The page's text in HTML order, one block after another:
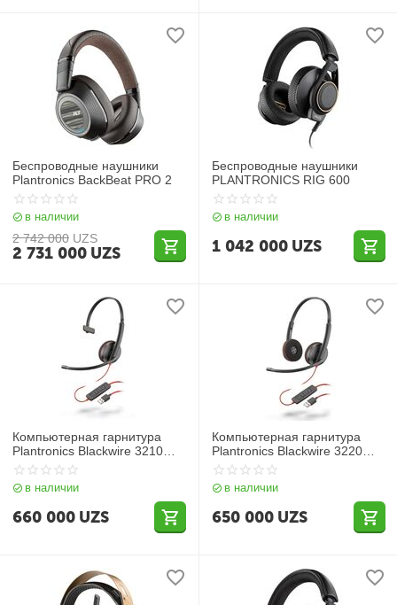
Беспроводные наушники
Plantronics BackBeat PRO 2
в наличии
2 742 000 UZS
2 731 000 UZS
Беспроводные наушники
PLANTRONICS RIG 600
в наличии
1 042 000 UZS
Компьютерная гарнитура
Plantronics Blackwire 3210
USB-A
в наличии
660 000 UZS
Компьютерная гарнитура
Plantronics Blackwire 3220
USB-A
в наличии
650 000 UZS